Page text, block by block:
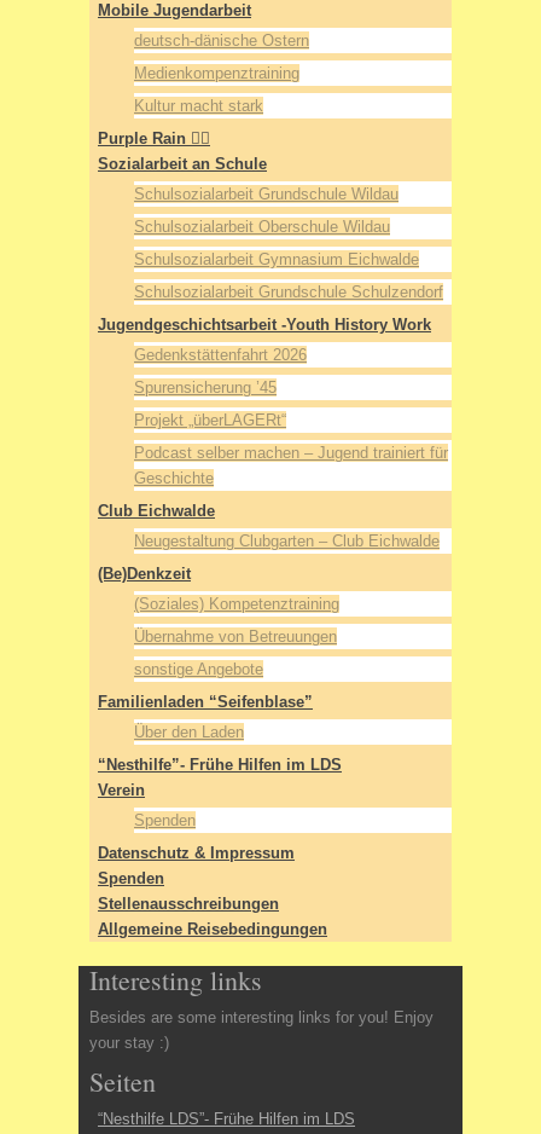
Mobile Jugendarbeit
deutsch-dänische Ostern
Medienkompenztraining
Kultur macht stark
Purple Rain 🏳️‍🌈
Sozialarbeit an Schule
Schulsozialarbeit Grundschule Wildau
Schulsozialarbeit Oberschule Wildau
Schulsozialarbeit Gymnasium Eichwalde
Schulsozialarbeit Grundschule Schulzendorf
Jugendgeschichtsarbeit -Youth History Work
Gedenkstättenfahrt 2026
Spurensicherung ’45
Projekt „überLAGERt“
Podcast selber machen – Jugend trainiert für
Geschichte
Club Eichwalde
Neugestaltung Clubgarten – Club Eichwalde
(Be)Denkzeit
(Soziales) Kompetenztraining
Übernahme von Betreuungen
sonstige Angebote
Familienladen “Seifenblase”
Über den Laden
“Nesthilfe”- Frühe Hilfen im LDS
Verein
Spenden
Datenschutz & Impressum
Spenden
Stellenausschreibungen
Allgemeine Reisebedingungen
Interesting links
Besides are some interesting links for you! Enjoy
your stay :)
Seiten
“Nesthilfe LDS”- Frühe Hilfen im LDS